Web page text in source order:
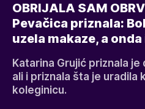
OBRIJALA SAM
Pevačica priznala:
uzela makaze, a
Katarina Grujić priznala
ali i priznala šta je uradila
koleginicu.